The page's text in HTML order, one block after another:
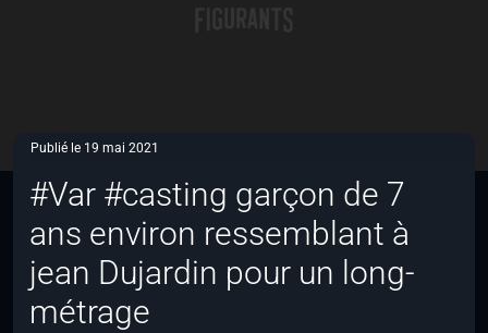
Publié le 19 mai 2021
#Var #casting garçon de 7
ans environ ressemblant à
jean Dujardin pour un long-
métrage